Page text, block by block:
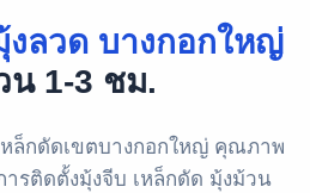
งลวด บางกอกใหญ่
น 1-3 ชม.
ล็กดัดเขตบางกอกใหญ่ คุณภาพ
ารติดตั้งมุ้งจีบ เหล็กดัด มุ้งม้วน